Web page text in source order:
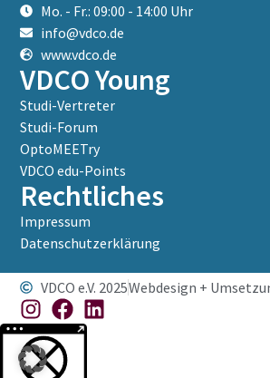
Mo. - Fr.: 09:00 - 14:00 Uhr
info@vdco.de
www.vdco.de
VDCO Young
Studi-Vertreter
Studi-Forum
OptoMEETry
VDCO edu-Points
Rechtliches
Impressum
Datenschutzerklärung
VDCO e.V. 2025Webdesign +
Weitere Informationen über den gesperrten